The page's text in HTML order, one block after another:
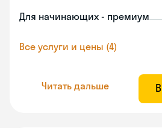
Для начинающих - премиум
Все услуги и цены (4)
Читать дальше